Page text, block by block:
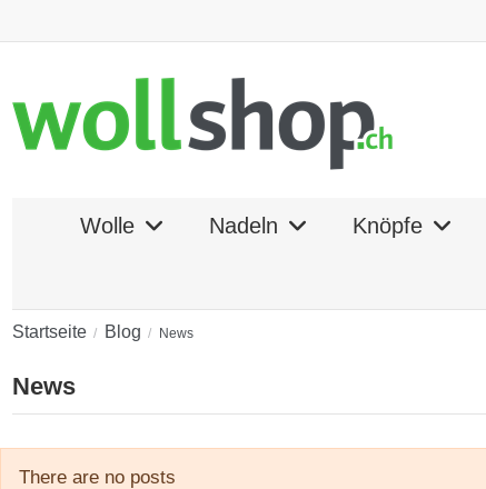
Wolle Nadeln Knöpfe
Startseite Blog News
News
There are no posts